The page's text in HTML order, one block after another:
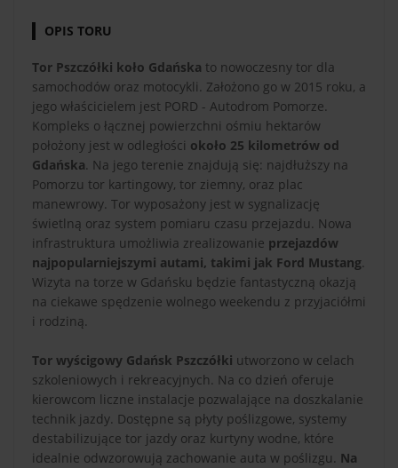
OPIS TORU
Tor Pszczółki koło Gdańska to nowoczesny tor dla
samochodów oraz motocykli. Założono go w 2015 roku, a
jego właścicielem jest PORD - Autodrom Pomorze.
Kompleks o łącznej powierzchni ośmiu hektarów
położony jest w odległości około 25 kilometrów od
Gdańska. Na jego terenie znajdują się: najdłuższy na
Pomorzu tor kartingowy, tor ziemny, oraz plac
manewrowy. Tor wyposażony jest w sygnalizację
świetlną oraz system pomiaru czasu przejazdu. Nowa
infrastruktura umożliwia zrealizowanie przejazdów
najpopularniejszymi autami, takimi jak Ford Mustang.
Wizyta na torze w Gdańsku będzie fantastyczną okazją
na ciekawe spędzenie wolnego weekendu z przyjaciółmi
i rodziną.
Tor wyścigowy Gdańsk Pszczółki utworzono w celach
szkoleniowych i rekreacyjnych. Na co dzień oferuje
kierowcom liczne instalacje pozwalające na doszkalanie
technik jazdy. Dostępne są płyty poślizgowe, systemy
destabilizujące tor jazdy oraz kurtyny wodne, które
idealnie odwzorowują zachowanie auta w poślizgu. Na